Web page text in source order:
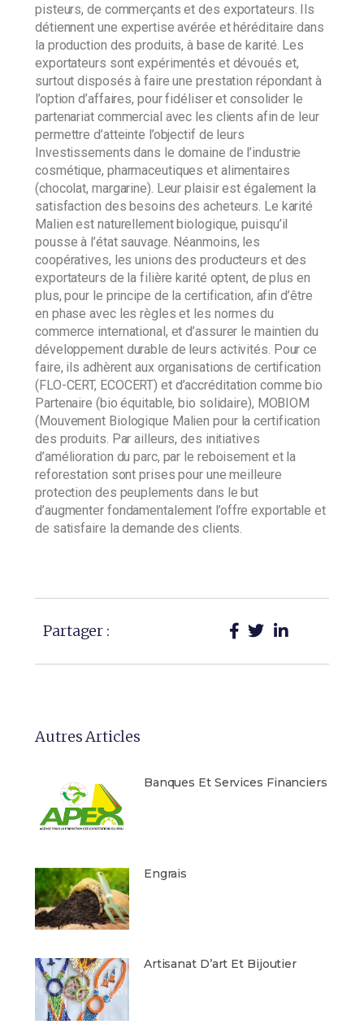
pisteurs, de commerçants et des exportateurs. Ils
détiennent une expertise avérée et héréditaire dans
la production des produits, à base de karité. Les
exportateurs sont expérimentés et dévoués et,
surtout disposés à faire une prestation répondant à
l’option d’affaires, pour fidéliser et consolider le
partenariat commercial avec les clients afin de leur
permettre d’atteinte l’objectif de leurs
Investissements dans le domaine de l’industrie
cosmétique, pharmaceutiques et alimentaires
(chocolat, margarine). Leur plaisir est également la
satisfaction des besoins des acheteurs. Le karité
Malien est naturellement biologique, puisqu’il
pousse à l’état sauvage. Néanmoins, les
coopératives, les unions des producteurs et des
exportateurs de la filière karité optent, de plus en
plus, pour le principe de la certification, afin d’être
en phase avec les règles et les normes du
commerce international, et d’assurer le maintien du
développement durable de leurs activités. Pour ce
faire, ils adhèrent aux organisations de certification
(FLO-CERT, ECOCERT) et d’accréditation comme bio
Partenaire (bio équitable, bio solidaire), MOBIOM
(Mouvement Biologique Malien pour la certification
des produits. Par ailleurs, des initiatives
d’amélioration du parc, par le reboisement et la
reforestation sont prises pour une meilleure
protection des peuplements dans le but
d’augmenter fondamentalement l’offre exportable et
de satisfaire la demande des clients.
Partager :
Autres Articles
Banques Et Services Financiers
Engrais
Artisanat D’art Et Bijoutier